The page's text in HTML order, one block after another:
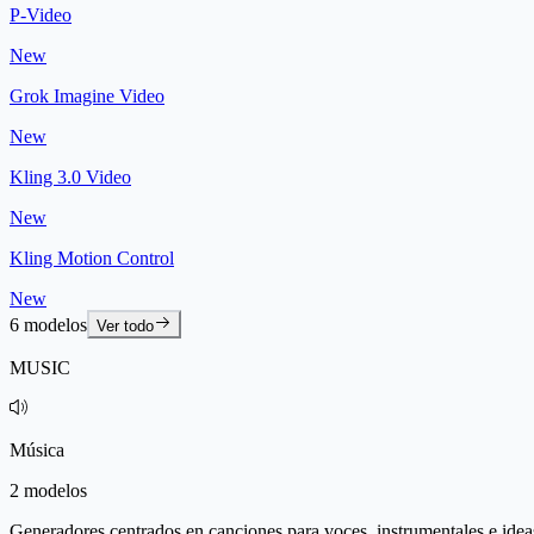
P-Video
New
Grok Imagine Video
New
Kling 3.0 Video
New
Kling Motion Control
New
6 modelos Ver todo
MUSIC
Música
2 modelos